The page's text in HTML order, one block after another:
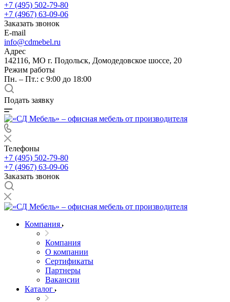
+7 (495) 502-79-80
+7 (4967) 63-09-06
Заказать звонок
E-mail
info@cdmebel.ru
Адрес
142116, МО г. Подольск, Домодедовское шоссе, 20
Режим работы
Пн. – Пт.: с 9:00 до 18:00
Подать заявку
Телефоны
+7 (495) 502-79-80
+7 (4967) 63-09-06
Заказать звонок
Компания
Компания
О компании
Сертификаты
Партнеры
Вакансии
Каталог